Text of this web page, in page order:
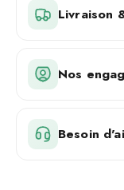
Livraison
Nos
Besoin